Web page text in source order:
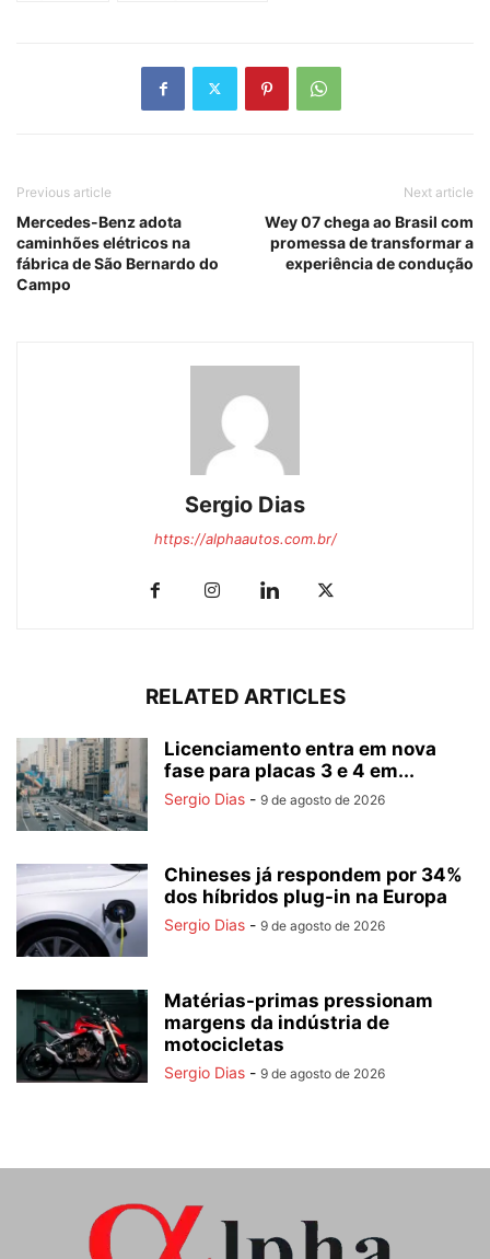
Previous article
Mercedes-Benz adota
caminhões elétricos na
fábrica de São Bernardo do
Campo
Next article
Wey 07 chega ao Brasil com
promessa de transformar a
experiência de condução
Sergio Dias
https://alphaautos.com.br/
RELATED ARTICLES
Licenciamento entra em nova
fase para placas 3 e 4 em...
Sergio Dias - 9 de agosto de 2026
Chineses já respondem por 34%
dos híbridos plug-in na Europa
Sergio Dias - 9 de agosto de 2026
Matérias-primas pressionam
margens da indústria de
motocicletas
Sergio Dias - 9 de agosto de 2026